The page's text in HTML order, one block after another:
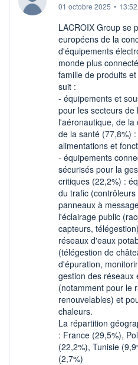
01 octobre 2025 • 13:52
LACROIX Group se
européens de la
d'équipements
monde plus
famille de produits
suit :
- équipements et
pour les secteurs de
l'aéronautique, de
de la santé (77,8%)
alimentations et
- équipements
sécurisés pour la
critiques (22,2%) :
du trafic
panneaux à
l'éclairage public
capteurs,
réseaux d'eaux
(télégestion de
d'épuration,
gestion des réseaux
(notamment pour le
renouvelables) et
chaleurs.
La répartition
: France (29,5%),
(22,2%), Tunisie
(2,7%)